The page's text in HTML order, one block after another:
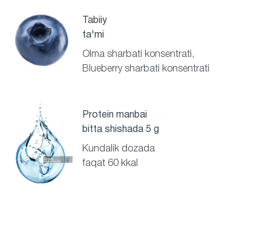
Tabiiy
ta'mi
Olma sharbati konsentrati,
Blueberry sharbati konsentrati
Protein manbai
bitta shishada 5 g
Kundalik dozada
faqat 60 kkal